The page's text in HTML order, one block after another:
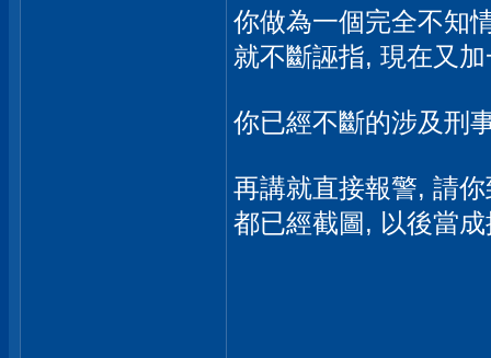
你做為一個完全不知
就不斷誣指, 現在又
你已經不斷的涉及刑
再講就直接報警, 請
都已經截圖, 以後當